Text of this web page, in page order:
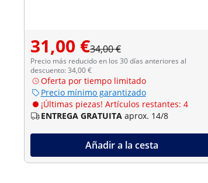
31,00 €34,00 €
Precio más reducido en los 30 días anteriores al
descuento: 34,00 €
Oferta por tiempo limitado
Precio mínimo garantizado
¡Últimas piezas! Artículos restantes: 4
ENTREGA GRATUITA aprox. 14/8
Añadir a la cesta